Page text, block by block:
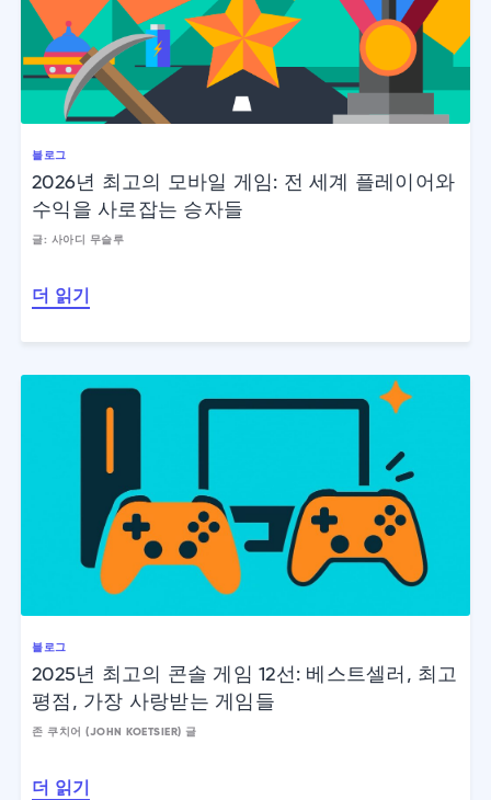
블로그
2026년 최고의 모바일 게임: 전 세계 플레이어와
수익을 사로잡는 승자들
글: 사아디 무슬루
더 읽기
블로그
2025년 최고의 콘솔 게임 12선: 베스트셀러, 최고
평점, 가장 사랑받는 게임들
존 쿠치어 (JOHN KOETSIER) 글
더 읽기